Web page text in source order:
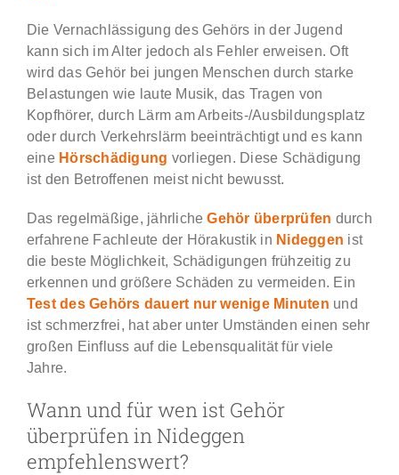
Die Vernachlässigung des Gehörs in der Jugend
kann sich im Alter jedoch als Fehler erweisen. Oft
wird das Gehör bei jungen Menschen durch starke
Belastungen wie laute Musik, das Tragen von
Kopfhörer, durch Lärm am Arbeits-/Ausbildungsplatz
oder durch Verkehrslärm beeinträchtigt und es kann
eine Hörschädigung vorliegen. Diese Schädigung
ist den Betroffenen meist nicht bewusst.
Das regelmäßige, jährlicheGehör überprüfen durch
erfahrene Fachleute der Hörakustik in Nideggen ist
die beste Möglichkeit, Schädigungen frühzeitig zu
erkennen und größere Schäden zu vermeiden. Ein
Test des Gehörs dauert nur wenige Minuten und
ist schmerzfrei, hat aber unter Umständen einen sehr
großen Einfluss auf die Lebensqualität für viele
Jahre.
Wann und für wen ist Gehör
überprüfen in Nideggen
empfehlenswert?